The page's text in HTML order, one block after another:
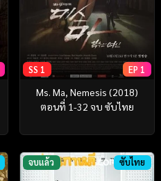
SS 1 EP 1
Ms. Ma, Nemesis (2018)
ตอนที่ 1-32 จบ ซับไทย
จบแล้ว ซับไทย